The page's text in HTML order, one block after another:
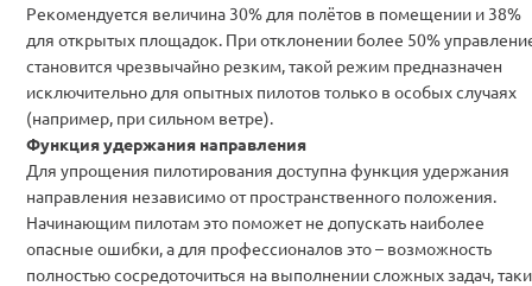
Рекомендуется величина 30% для полётов в помещении и 38%
для открытых площадок. При отклонении более 50%
становится чрезвычайно резким, такой режим предназначен
исключительно для опытных пилотов только в особых случаях
(например, при сильном ветре).
Функция удержания направления
Для упрощения пилотирования доступна функция удержания
направления независимо от пространственного положения.
Начинающим пилотам это поможет не допускать наиболее
опасные ошибки, а для профессионалов это – возможность
полностью сосредоточиться на выполнении сложных задач,